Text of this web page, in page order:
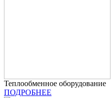
Теплообменное оборудование
ПОДРОБНЕЕ